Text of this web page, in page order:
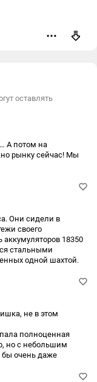
оставлять
А потом на
рынку сейчас! Мы
Они сидели в
своего
аккумуляторов 18350
стальными
одной шахтой.
не в этом
полноценная
но с небольшим
бы очень даже
Ответить
Ответить
Пожаловаться
Пожаловаться